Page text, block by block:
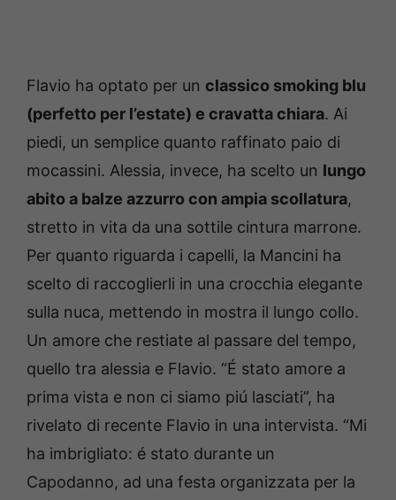
Flavio ha optato per un classico smoking blu
(perfetto per l’estate) e cravatta chiara. Ai
piedi, un semplice quanto raffinato paio di
mocassini. Alessia, invece, ha scelto un lungo
abito a balze azzurro con ampia scollatura,
stretto in vita da una sottile cintura marrone.
Per quanto riguarda i capelli, la Mancini ha
scelto di raccoglierli in una crocchia elegante
sulla nuca, mettendo in mostra il lungo collo.
Un amore che restiate al passare del tempo,
quello tra alessia e Flavio. “É stato amore a
prima vista e non ci siamo piú lasciati”, ha
rivelato di recente Flavio in una intervista. “Mi
ha imbrigliato: é stato durante un
Capodanno, ad una festa organizzata per la